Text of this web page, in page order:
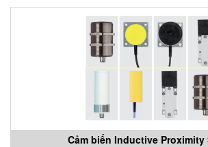
Cảm biến Inductive Proximity